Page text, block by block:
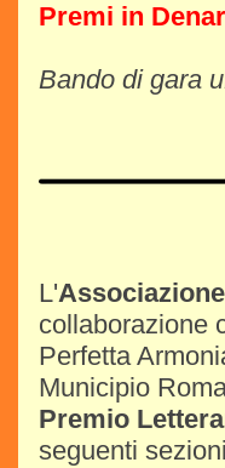
Premi in
Bando di gara
L'
collaborazione
Perfetta
Municipio
Premio
seguenti